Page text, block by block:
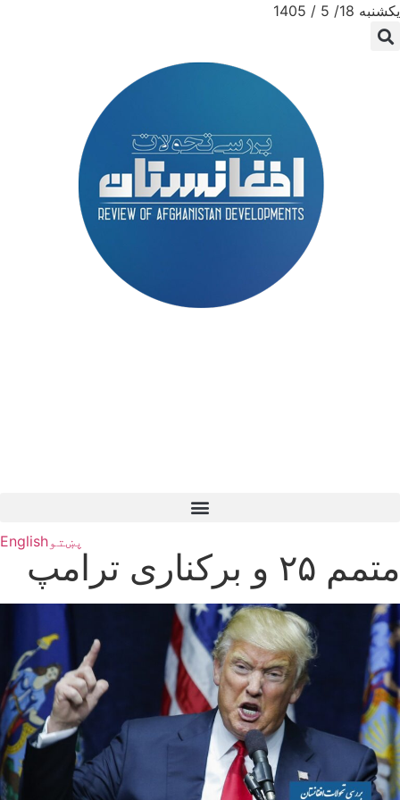
یکشنبه 18/ 5 / 1405
پښتوEnglish
متمم ۲۵ و برکناری ترامپ